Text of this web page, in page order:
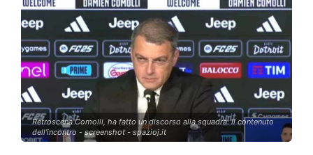
Retroscena Comolli, ha fatto un discorso alla squadra: il contenuto
dell'incontro - screenshot - spazioj.it